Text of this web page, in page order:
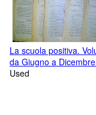
La scuola positiva.
da Giugno a
Used